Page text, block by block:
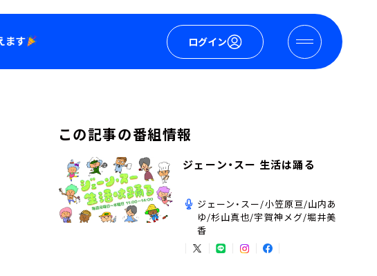
ログイン
この記事の番組情報
ジェーン・スー 生活は踊る
ジェーン・スー/小笠原亘/山内あ
ゆ/杉山真也/宇賀神メグ/堀井美
香